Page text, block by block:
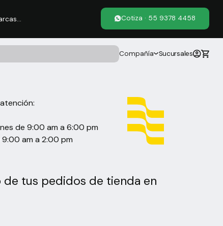
Cotiza · 55 9378 4458
Compañía Sucursales
de 9:00 am a 6:00 pm
am a 2:00 pm
tus pedidos de tienda en